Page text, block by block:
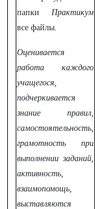
папки Практикум
все файлы.
Оценивается
работа каждого
учащегося,
подчеркивается
знание правил,
самостоятельность,
грамотность при
выполнении заданий,
активность,
взаимопомощь,
выставляются